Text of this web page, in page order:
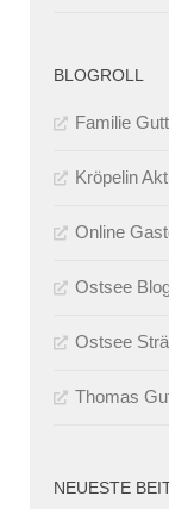
BLOGROLL
Familie
Kröpelin
Online
Ostsee
Ostsee
Thomas
NEUESTE